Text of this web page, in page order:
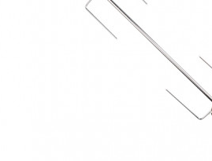
Cuisines